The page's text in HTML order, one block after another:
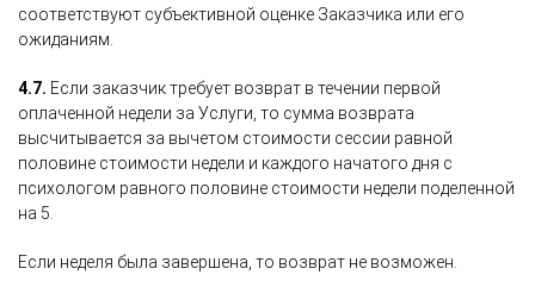
соответствуют субъективной оценке Заказчика или его
ожиданиям.
4.7. Если заказчик требует возврат в течении первой
оплаченной недели за Услуги, то сумма возврата
высчитывается за вычетом стоимости сессии равной
половине стоимости недели и каждого начатого дня с
психологом равного половине стоимости недели поделенной
на 5.
Если неделя была завершена, то возврат не возможен.